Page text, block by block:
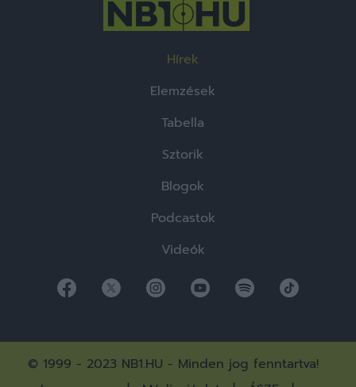
Hírek
Elemzések
Tabella
Sztorik
Blogok
Podcastok
Videók
© 1999 - 2023 NB1.HU - Minden jog fenntartva!